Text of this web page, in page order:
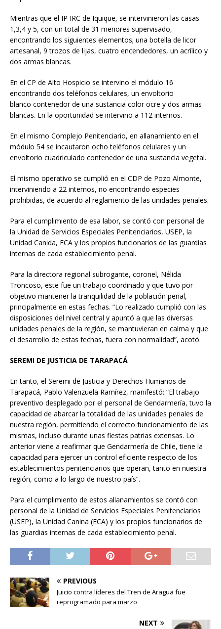
Mientras que el IP IRC de Iquique, se intervinieron las casas
1,3,4 y 5, con un total de 31 menores supervisado,
encontrando los siguientes elementos; una botella de licor
artesanal, 9 trozos de lijas, cuatro encendedores, un acrílico y
dos armas blancas.
En el CP de Alto Hospicio se intervino el módulo 16
encontrando dos teléfonos celulares, un envoltorio
blanco contenedor de una sustancia color ocre y dos armas
blancas. En la oportunidad se intervino a 112 internos.
En el mismo Complejo Penitenciario, en allanamiento en el
módulo 54 se incautaron ocho teléfonos celulares y un
envoltorio cuadriculado contenedor de una sustancia vegetal.
El mismo operativo se cumplió en el CDP de Pozo Almonte,
interviniendo a 22 internos, no encontrando especies
prohibidas, de acuerdo al reglamento de las unidades penales.
Para el cumplimiento de esa labor, se contó con personal de
la Unidad de Servicios Especiales Penitenciarios, USEP, la
Unidad Canida, ECA y los propios funcionarios de las guardias
internas de cada establecimiento penal.
Para la directora regional subrogante, coronel, Nélida
Troncoso, este fue un trabajo coordinado y que tuvo por
objetivo mantener la tranquilidad de la población penal,
principalmente en estas fechas. “Lo realizado cumplió con las
disposiciones del nivel central y apuntó a que las diversas
unidades penales de la región, se mantuvieran en calma y que
el desarrollo de estas fechas, fuera con normalidad”, acotó.
SEREMI DE JUSTICIA DE TARAPACÁ
En tanto, el Seremi de Justicia y Derechos Humanos de
Tarapacá, Pablo Valenzuela Ramírez, manifestó: “El trabajo
preventivo desplegado por el personal de Gendarmería, tuvo la
capacidad de abarcar la totalidad de las unidades penales de
nuestra región, permitiendo el correcto funcionamiento de las
mismas, incluso durante unas fiestas patrias extensas. Lo
anterior viene a reafirmar que Gendarmería de Chile, tiene la
capacidad para ejercer un control eficiente respecto de los
establecimientos penitenciarios que operan, tanto en nuestra
región, como a lo largo de nuestro país”.
Para el cumplimiento de estos allanamientos se contó con
personal de la Unidad de Servicios Especiales Penitenciarios
(USEP), la Unidad Canina (ECA) y los propios funcionarios de
las guardias internas de cada establecimiento penal.
PREVIOUS
Juicio contra líderes del Tren de Aragua fue
reprogramado para marzo
NEXT